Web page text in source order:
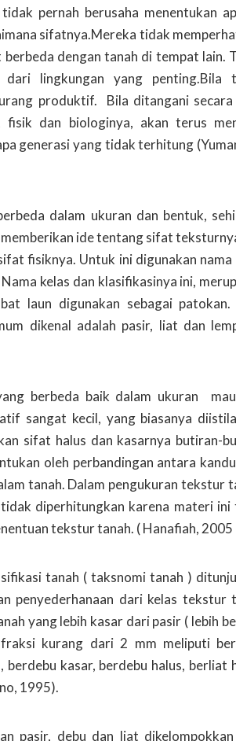
pernah berusaha menentukan
sifatnya.Mereka tidak
dengan tanah di tempat lain.
lingkungan yang penting.Bila
produktif. Bila ditangani
dan biologinya, akan terus
generasi yang tidak terhitung
dalam ukuran dan bentuk,
ide tentang sifat
fisiknya. Untuk ini digunakan nama
kelas dan klasifikasinya ini,
laun digunakan sebagai patokan.
dikenal adalah pasir, liat dan
berbeda baik dalam ukuran
sangat kecil, yang biasanya
sifat halus dan kasarnya butiran-
oleh perbandingan antara
tanah. Dalam pengukuran tekstur
diperhitungkan karena materi ini
tekstur tanah. ( Hanafiah, 2005
tanah ( taksnomi tanah )
penyederhanaan dari kelas tekstur
yang lebih kasar dari pasir ( lebih
kurang dari 2 mm meliputi
berdebu kasar, berdebu halus, berliat
1995).
pasir, debu dan liat